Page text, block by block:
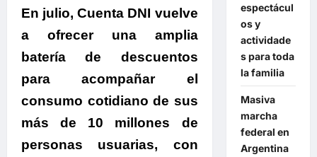
En julio, Cuenta DNI vuelve
a ofrecer una amplia
batería de descuentos
para acompañar el
consumo cotidiano de sus
más de 10 millones de
personas usuarias, con
espectácul
os y
actividade
s para toda
la familia
Masiva
marcha
federal en
Argentina